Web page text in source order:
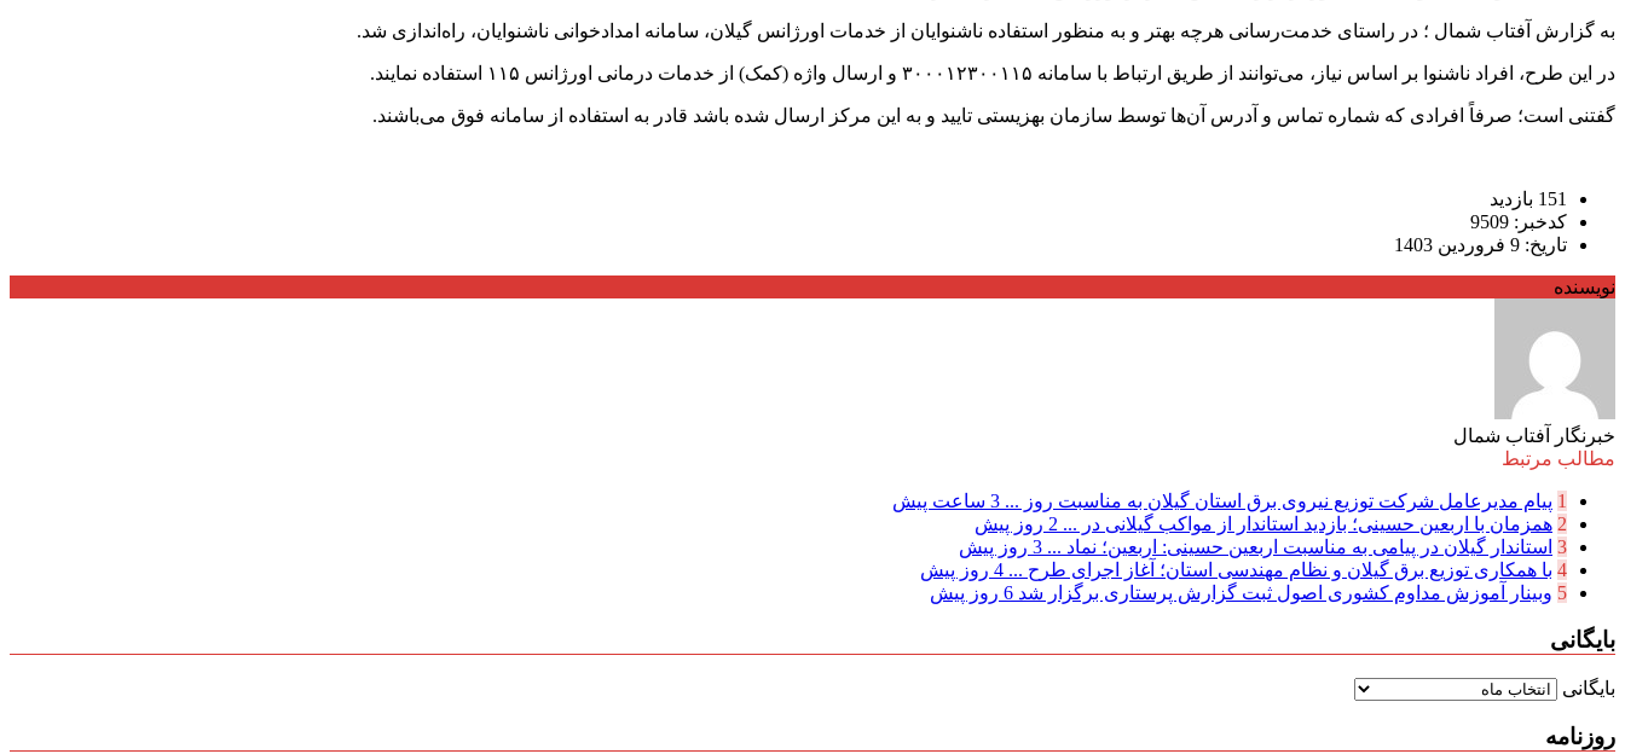
به گزارش آفتاب شمال ؛ در راستای خدمت‌رسانی هرچه بهتر و به منظور استفاده ناشنوایان از خدمات اورژانس گیلان، سامانه امدادخوانی ناشنوایان، راه‌اندازی شد.
در این طرح، افراد ناشنوا بر اساس نیاز، می‌توانند از طریق ارتباط با سامانه ۳۰۰۰۱۲۳۰۰۱۱۵ و ارسال واژه (کمک) از خدمات درمانی اورژانس ۱۱۵ استفاده نمایند.
گفتنی است؛ صرفاً افرادی که شماره تماس و آدرس آن‌ها توسط سازمان بهزیستی تایید و به این مرکز ارسال شده باشد قادر به استفاده از سامانه فوق می‌باشند.
151 بازدید
کدخبر: 9509
تاریخ: 9 فروردین 1403
نویسنده
خبرنگار آفتاب شمال
مطالب مرتبط
1 پیام مدیرعامل شركت توزیع نیروی برق استان گیلان به مناسبت روز ... 3 ساعت پیش
2 همزمان با اربعین حسینی؛ بازدید استاندار از مواکب گیلانی در ... 2 روز پیش
3 استاندار گیلان در پیامی به مناسبت اربعین حسینی: اربعین؛ نماد ... 3 روز پیش
4 با همکاری توزیع برق گیلان و نظام مهندسی استان؛ آغاز اجرای طرح ... 4 روز پیش
5 وبینار آموزش مداوم کشوری اصول ثبت گزارش پرستاری برگزار شد 6 روز پیش
بایگانی
بایگانی
روزنامه